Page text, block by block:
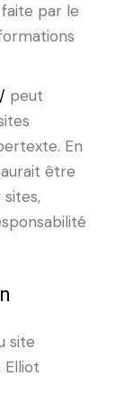
par le
peut
En
être
site
Elliot